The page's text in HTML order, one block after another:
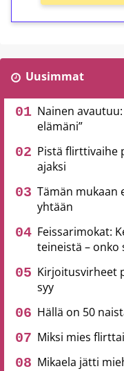
Uusimmat
Nainen
elämäni”
Pistä flirttivaihe
ajaksi
Tämän mukaan
yhtään
Feissarimokat:
teineistä – onko
Kirjoitusvirheet
syy
Hällä on 50
Miksi mies
Mikaela jätti